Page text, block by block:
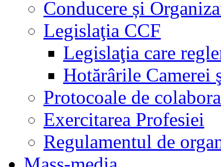
Conducere și
Legislaţia CCF
Legislaţia care
Hotărârile
Protocoale de
Exercitarea Profesiei
Regulamentul de